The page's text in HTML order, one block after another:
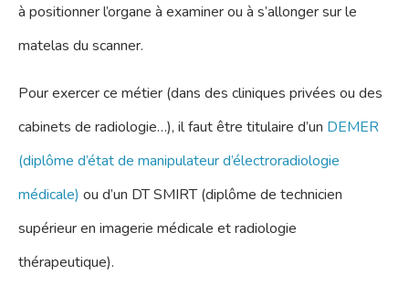
à positionner l’organe à examiner ou à s’allonger sur le
matelas du scanner.
Pour exercer ce métier (dans des cliniques privées ou des
cabinets de radiologie…), il faut être titulaire d’un DEMER
(diplôme d’état de manipulateur d’électroradiologie
médicale) ou d’un DT SMIRT (diplôme de technicien
supérieur en imagerie médicale et radiologie
thérapeutique).